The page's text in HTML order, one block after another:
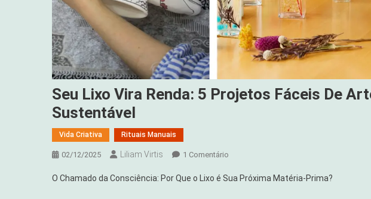
Seu Lixo Vira Renda: 5 Projetos Fáceis De
Sustentável
Vida Criativa Rituais Manuais
02/12/2025 Liliam Virtis 1 Comentário
Lixo
O Chamado da Consciência: Por Que o Lixo é Sua Próxima Matéria-Prima?